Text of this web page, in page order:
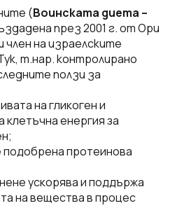
(Воинската диета –
през 2001 г. от Ори
на израелските
т.нар. контролирано
ползи за
на гликоген и
клетъчна енергия за
протеинова
ускорява и поддържа
на вещества в процес